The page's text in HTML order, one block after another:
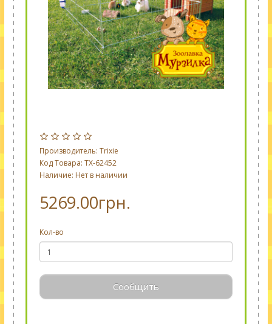
Производитель: Trixie
Код Товара: TX-62452
Наличие: Нет в наличии
5269.00грн.
Кол-во
Сообщить